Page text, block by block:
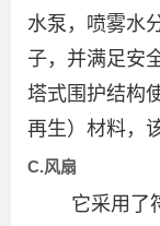
水泵，喷雾水
子，并满足安
塔式围护结构
再生）材料，
C.风扇
它采用了符